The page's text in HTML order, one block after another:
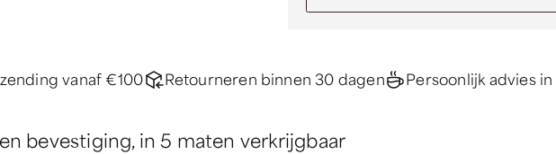
vanaf €100 Retourneren binnen 30 dagen Persoonlijk advies
bevestiging, in 5 maten verkrijgbaar